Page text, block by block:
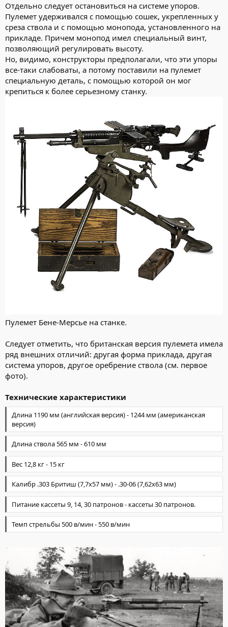
Отдельно следует остановиться на системе упоров.
Пулемет удерживался с помощью сошек, укрепленных у
среза ствола и с помощью монопода, установленного на
прикладе. Причем монопод имел специальный винт,
позволяющий регулировать высоту.
Но, видимо, конструкторы предполагали, что эти упоры
все-таки слабоваты, а потому поставили на пулемет
специальную деталь, с помощью которой он мог
крепиться к более серьезному станку.
Пулемет Бене-Мерсье на станке.
Следует отметить, что британская версия пулемета имела
ряд внешних отличий: другая форма приклада, другая
система упоров, другое оребрение ствола (см. первое
фото).
Технические характеристики
Длина 1190 мм (английская версия) - 1244 мм (американская
версия)
Длина ствола 565 мм - 610 мм
Вес 12,8 кг - 15 кг
Калибр .303 Бритиш (7,7х57 мм) - .30-06 (7,62х63 мм)
Питание кассеты 9, 14, 30 патронов - кассеты 30 патронов.
Темп стрельбы 500 в/мин - 550 в/мин